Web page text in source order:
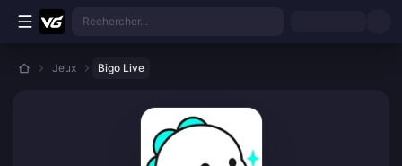
Aller au contenu principal
Rechercher...
Jeux Bigo Live